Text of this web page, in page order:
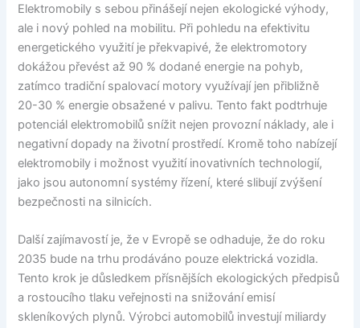
Elektromobily s sebou přinášejí nejen ekologické výhody,
ale i nový pohled na mobilitu. Při pohledu na efektivitu
energetického využití je překvapivé, že elektromotory
dokážou převést až 90 % dodané energie na pohyb,
zatímco tradiční spalovací motory využívají jen přibližně
20-30 % energie obsažené v palivu. Tento fakt podtrhuje
potenciál elektromobilů snížit nejen provozní náklady, ale i
negativní dopady na životní prostředí. Kromě toho nabízejí
elektromobily i možnost využití inovativních technologií,
jako jsou autonomní systémy řízení, které slibují zvýšení
bezpečnosti na silnicích.
Další zajímavostí je, že v Evropě se odhaduje, že do roku
2035 bude na trhu prodáváno pouze elektrická vozidla.
Tento krok je důsledkem přísnějších ekologických předpisů
a rostoucího tlaku veřejnosti na snižování emisí
skleníkových plynů. Výrobci automobilů investují miliardy